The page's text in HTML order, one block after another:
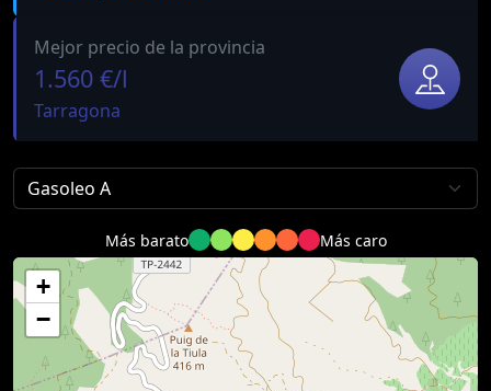
Mejor precio de la provincia
1.560 €/l
Tarragona
Más barato Más caro
+
−